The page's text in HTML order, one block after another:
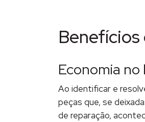
Economia
Ao identificar e
peças que, se
de reparação,